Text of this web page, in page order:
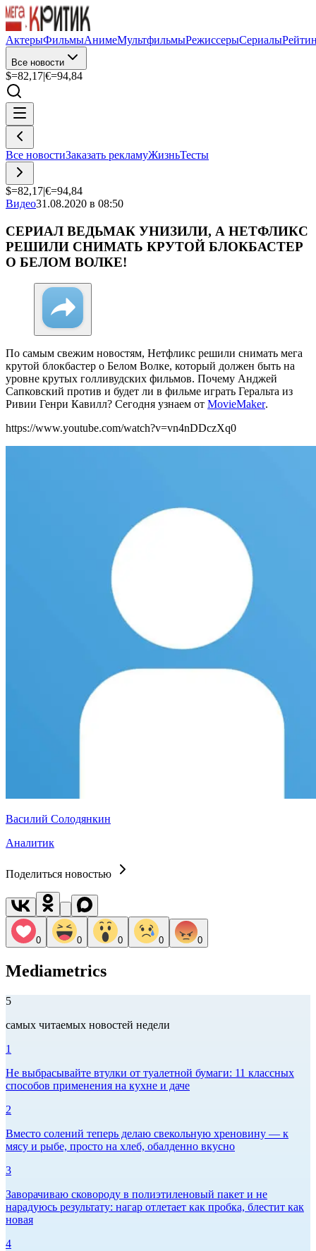
АктерыФильмыАнимеМультфильмыРежиссерыСериалы
Все новости
$=82,17|€=94,84
Все новостиЗаказать рекламуЖизньТесты
$=82,17|€=94,84
Видео31.08.2020 в 08:50
СЕРИАЛ ВЕДЬМАК УНИЗИЛИ, А НЕТФЛИКС
РЕШИЛИ СНИМАТЬ КРУТОЙ БЛОКБАСТЕР
О БЕЛОМ ВОЛКЕ!
По самым свежим новостям, Нетфликс решили снимать мега
крутой блокбастер о Белом Волке, который должен быть на
уровне крутых голливудских фильмов. Почему Анджей
Сапковский против и будет ли в фильме играть Геральта из
Ривии Генри Кавилл? Сегодня узнаем от MovieMaker.
https://www.youtube.com/watch?v=vn4nDDczXq0
Василий Солодянкин
Аналитик
Поделиться новостью
0 0 0 0 0
Mediametrics
5
самых читаемых новостей недели
1
Не выбрасывайте втулки от туалетной бумаги: 11 классных
способов применения на кухне и даче
2
Вместо солений теперь делаю свекольную хреновину — к
мясу и рыбе, просто на хлеб, обалденно вкусно
3
Заворачиваю сковороду в полиэтиленовый пакет и не
нарадуюсь результату: нагар отлетает как пробка, блестит как
новая
4